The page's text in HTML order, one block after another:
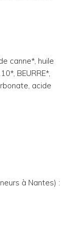
canne*, huile
BEURRE*,
acide
à Nantes) :